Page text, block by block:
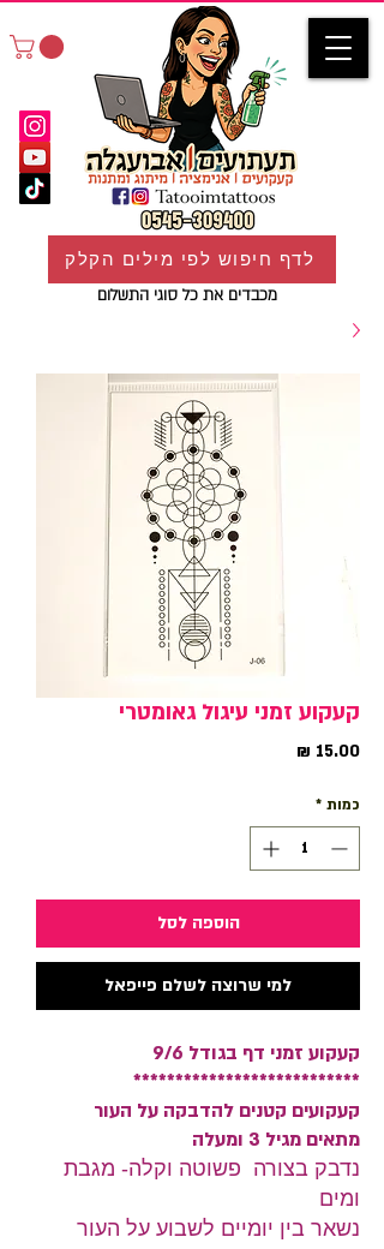
מכבדים את כל סוגי התשלום
לדף חיפוש לפי מילים הקלק
קעקוע זמני עיגול גאומטרי
כמות *
הוספה לסל
למי שרוצה לשלם פייפאל
קעקוע זמני דף בגודל 9/6
***************************
קעקועים קטנים להדבקה על העור
מתאים מגיל 3 ומעלה
נדבק בצורה פשוטה וקלה- מגבת
ומים
נשאר בין יומיים לשבוע על העור